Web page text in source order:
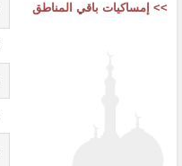
>> إمساكيات باقي المناطق